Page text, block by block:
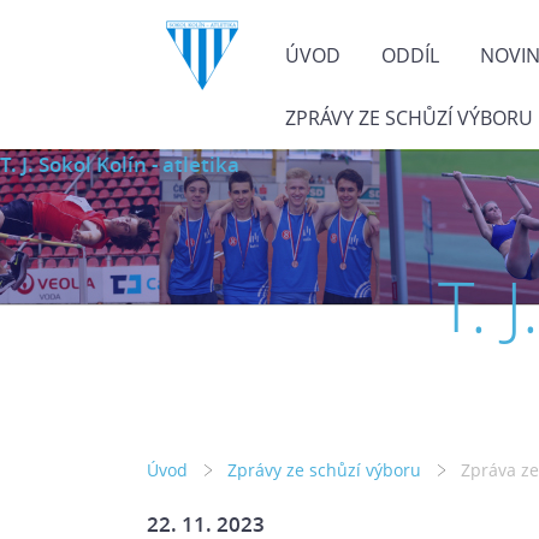
ÚVOD ODDÍL
ZPRÁVY ZE SCHŮZÍ VÝBORU
T. J. Sokol Kolín - atletika
T.
Úvod Zprávy ze schůzí výboru Zpráva
22. 11. 2023